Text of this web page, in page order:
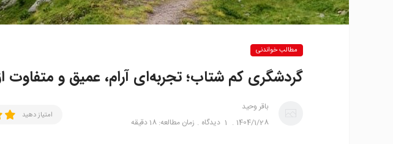
مطالب خواندنی
گردشگری کم‌ شتاب؛ تجربه‌ای آرام، عمیق و متفاوت
باقر وحید
1404/1/28
1 دیدگاه زمان مطالعه: 18 دقیقه
امتیاز دهید